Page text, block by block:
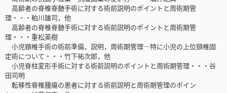
高齢者の脊椎脊髄手術に対する術前説明のポイントと周術期管
理・・・粕川雄司，他
高齢者の脊椎脊髄手術に対する術前説明のポイントと周術期管
理・・・重松英樹
小児頸椎手術の術前準備，説明，周術期管理―特に小児の上位頸椎固
定術について・・・竹下祐次郎，他
小児脊柱変形手術に対する術前説明のポイントと周術期管理・・・谷
田司明
転移性脊椎腫瘍の患者に対する術前説明と周術期管理のポイン